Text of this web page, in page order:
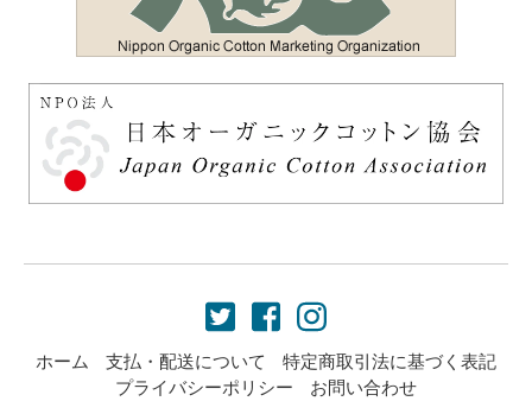
ホーム 支払・配送について
特定商取引法に基づく表記
プライバシーポリシー
お問い合わせ